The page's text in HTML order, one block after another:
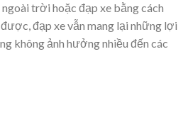
trời hoặc đạp xe bằng cách
đạp xe vẫn mang lại những lợi
không ảnh hưởng nhiều đến các